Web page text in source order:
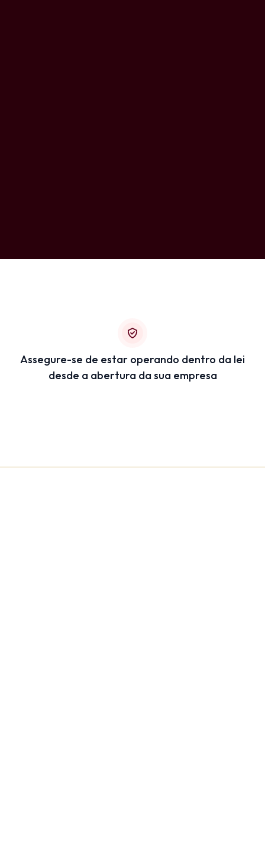
Assegure-se de estar operando dentro da lei
desde a abertura da sua empresa